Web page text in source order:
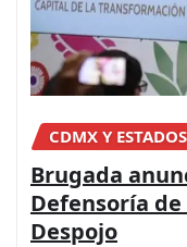
CDMX Y ESTADOS
Brugada
Defensoría
Despojo